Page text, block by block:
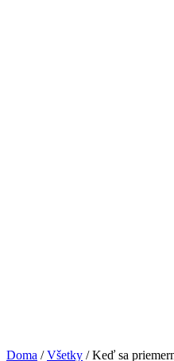
Doma /Všetky / Keď sa